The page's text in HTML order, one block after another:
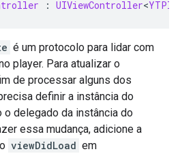
: UIViewController<
é um protocolo para lidar com
player. Para atualizar o
de processar alguns dos
definir a instância do
o delegado da instância do
essa mudança, adicione a
viewDidLoad em